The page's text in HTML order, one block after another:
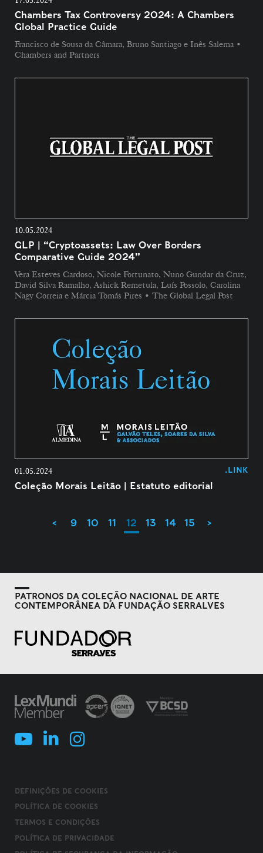
Chambers Tax Controversy 2024: A Chambers
Global Practice Guide
Francisco de Sousa da Câmara, Bruno Santiago e Inês Salema •
Chambers and Partners
10.05.2024
GLP | “Cryptoassets: Law Over Borders
Comparative Guide 2024”
Vera Esteves Cardoso, Nicole Fortunato, Nuno Gundar da Cruz,
David Silva Ramalho, Ashick Remetula, Luís Possolo, Carolina
Nagy Correia e Márcia Tomás Pires • The Global Legal Post
01.05.2024 .LINK
Coleção Morais Leitão | Estatuto editorial
< 9 10 11 12 13 14 15 >
PATRONOS DA COLEÇÃO NACIONAL DE ARTE
CONTEMPORÂNEA DA FUNDAÇÃO SERRALVES
DEFINIÇÕES DE COOKIES
POLÍTICA DE COOKIES
TERMOS E CONDIÇÕES
POLÍTICA DE PRIVACIDADE